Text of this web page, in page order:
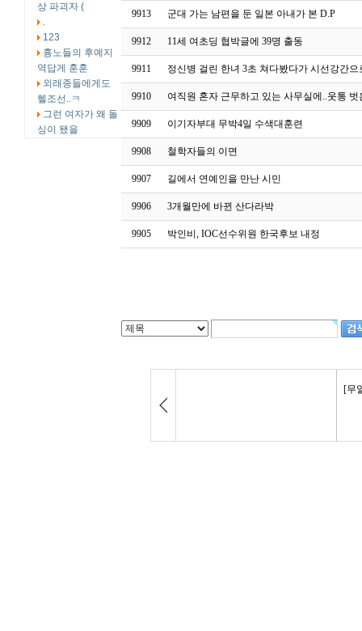
상 파괴자 (
.
123
흉노들의 후예지
역답게 훈훈
외래종들에게도
헬조선..ㅋ
그런 여자가 왜 돌
싱이 됐을
9913 군대 가는 남편을 둔 일본 아내가 본 D.P
9912 11세 여초딩 협박글에 39명 출동
9911 정신병 걸린 한녀 3초 쳐다봤다가 시선강간으
9910 여직원 혼자 근무하고 있는 사무실에..웃통
9909 이기자부대 무박4일 수색대훈련
9908 철학자들의 이면
9907 길에서 연예인을 만난 시민
9906 3개월만에 바뀐 산다라박
9905 박인비, IOC선수위원 한국후보 내정